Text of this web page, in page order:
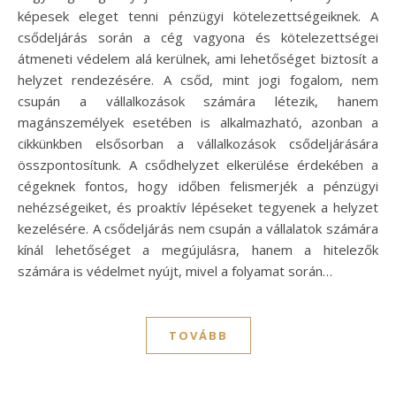
képesek eleget tenni pénzügyi kötelezettségeiknek. A
csődeljárás során a cég vagyona és kötelezettségei
átmeneti védelem alá kerülnek, ami lehetőséget biztosít a
helyzet rendezésére. A csőd, mint jogi fogalom, nem
csupán a vállalkozások számára létezik, hanem
magánszemélyek esetében is alkalmazható, azonban a
cikkünkben elsősorban a vállalkozások csődeljárására
összpontosítunk. A csődhelyzet elkerülése érdekében a
cégeknek fontos, hogy időben felismerjék a pénzügyi
nehézségeiket, és proaktív lépéseket tegyenek a helyzet
kezelésére. A csődeljárás nem csupán a vállalatok számára
kínál lehetőséget a megújulásra, hanem a hitelezők
számára is védelmet nyújt, mivel a folyamat során…
TOVÁBB